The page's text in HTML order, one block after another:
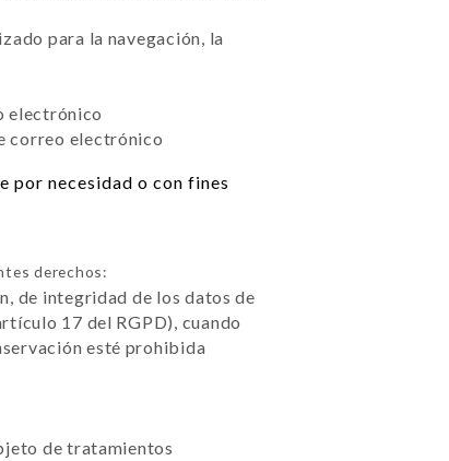
para la navegación, la
electrónico
correo electrónico
por necesidad o con fines
derechos:
de integridad de los datos de
17 del RGPD), cuando
esté prohibida
de tratamientos